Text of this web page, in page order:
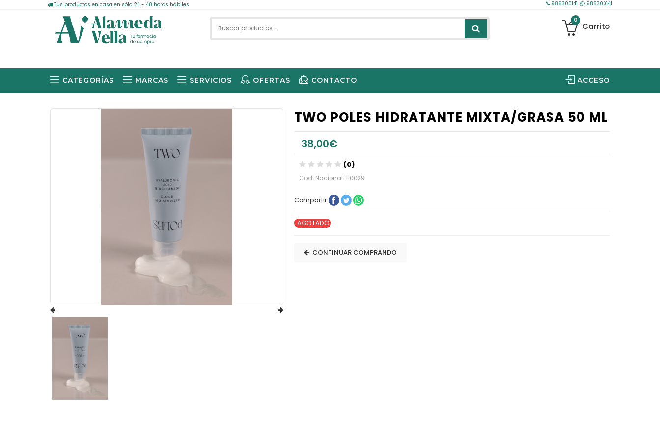
Tus productos en casa en sólo 24 - 48 horas hábiles 986300141 986300141
0
Carrito
CATEGORÍAS MARCAS SERVICIOS OFERTAS CONTACTO ACCESO
TWO POLES HIDRATANTE MIXTA/GRASA 50 ML
38,00€
(0)
Cod. Nacional: 110029
Compartir
AGOTADO
CONTINUAR COMPRANDO